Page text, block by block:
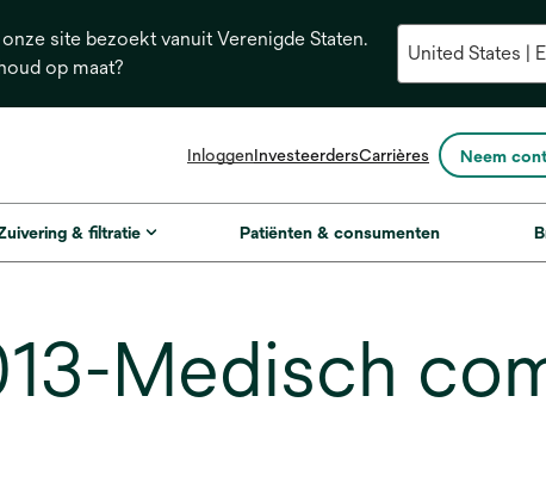
site bezoekt vanuit Verenigde Staten.
op maat?
InloggenInvesteerdersopens
a
new
Carrières Neem
& filtratie Patiënten & consumenten
Medisch